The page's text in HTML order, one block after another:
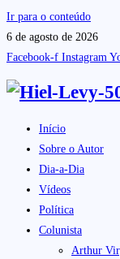
Ir para o conteúdo
6 de agosto de 2026
Facebook-f Instagram
Início
Sobre o Autor
Dia-a-Dia
Vídeos
Política
Colunista
Arthur